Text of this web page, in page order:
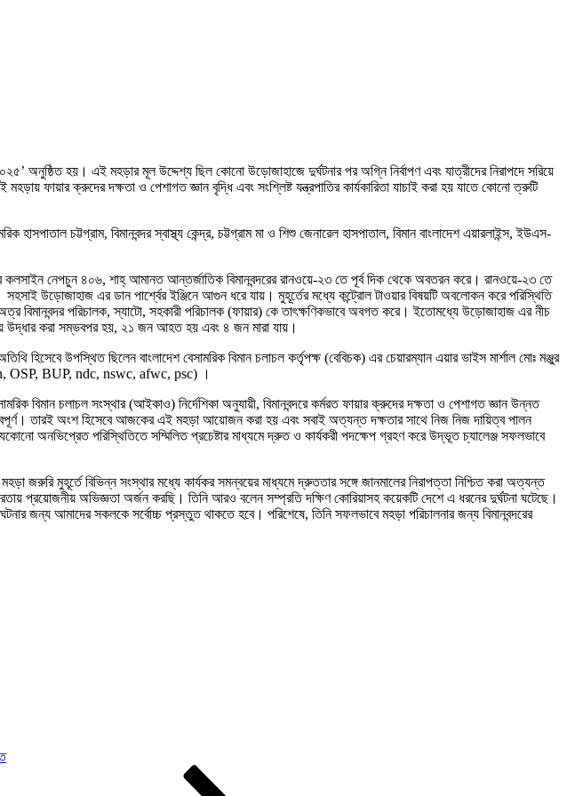
অনুষ্ঠিত হয়। এই মহড়ার মূল উদ্দেশ্য ছিল কোনো উড়োজাহাজে দুর্ঘটনার পর অগ্নি নির্বাপণ এবং যাত্রীদের নিরাপদে সরিয়ে
ফায়ার ক্রুদের দক্ষতা ও পেশাগত জ্ঞান বৃদ্ধি এবং সংশ্লিষ্ট যন্ত্রপাতির কার্যকারিতা যাচাই করা হয় যাতে কোনো ত্রুটি
হাসপাতাল চট্টগ্রাম, বিমানবন্দর স্বাস্থ্য কেন্দ্র, চট্টগ্রাম মা ও শিশু জেনারেল হাসপাতাল, বিমান বাংলাদেশ এয়ারলাইন্স, ইউএস-
নেপচুন ৪০৬, শাহ্ আমানত আন্তর্জাতিক বিমানবন্দরের রানওয়ে-২৩ তে পূর্ব দিক থেকে অবতরন করে। রানওয়ে-২৩ তে
উড়োজাহাজ এর ডান পার্শ্বের ইঞ্জিনে আগুন ধরে যায়। মুহূর্তের মধ্যে কন্ট্রোল টাওয়ার বিষয়টি অবলোকন করে পরিস্থিতি
বিমানবন্দর পরিচালক, স্যাটো, সহকারী পরিচালক (ফায়ার) কে তাৎক্ষণিকভাবে অবগত করে। ইতোমধ্যে উড়োজাহাজ এর নীচ
উদ্ধার করা সম্ভবপর হয়, ২১ জন আহত হয় এবং ৪ জন মারা যায়।
হিসেবে উপস্থিত ছিলেন বাংলাদেশ বেসামরিক বিমান চলাচল কর্তৃপক্ষ (বেবিচক) এর চেয়ারম্যান এয়ার ভাইস মার্শাল মোঃ মঞ্জুর
OSP, BUP, ndc, nswc, afwc, psc) ।
চলাচল সংস্থার (আইকাও) নির্দেশিকা অনুযায়ী, বিমানবন্দরে কর্মরত ফায়ার ক্রুদের দক্ষতা ও পেশাগত জ্ঞান উন্নত
তারই অংশ হিসেবে আজকের এই মহড়া আয়োজন করা হয় এবং সবাই অত্যন্ত দক্ষতার সাথে নিজ নিজ দায়িত্ব পালন
অনভিপ্রেত পরিস্থিতিতে সম্মিলিত প্রচেষ্টার মাধ্যমে দ্রুত ও কার্যকরী পদক্ষেপ গ্রহণ করে উদ্ভূত চ্যালেঞ্জ সফলভাবে
মুহূর্তে বিভিন্ন সংস্থার মধ্যে কার্যকর সমন্বয়ের মাধ্যমে দ্রুততার সঙ্গে জানমালের নিরাপত্তা নিশ্চিত করা অত্যন্ত
প্রয়োজনীয় অভিজ্ঞতা অর্জন করছি। তিনি আরও বলেন সম্প্রতি দক্ষিণ কোরিয়াসহ কয়েকটি দেশে এ ধরনের দুর্ঘটনা ঘটেছে।
জন্য আমাদের সকলকে সর্বোচ্চ প্রস্তুত থাকতে হবে। পরিশেষে, তিনি সফলভাবে মহড়া পরিচালনার জন্য বিমানবন্দরের